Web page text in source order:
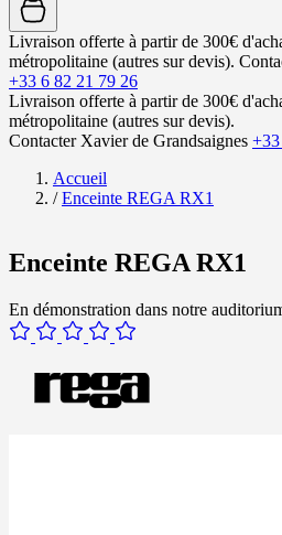
Livraison offerte à partir de 300€
métropolitaine (autres sur devis).
+33 6 82 21 79 26
Livraison offerte à partir de 300€
métropolitaine (autres sur devis).
Contacter Xavier de Grandsaignes
Accueil
/ Enceinte REGA RX1
Enceinte REGA RX1
En démonstration dans notre